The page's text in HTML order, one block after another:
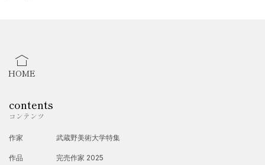
HOME
contents
コンテンツ
作家
作品
武蔵野美術大学特集
完売作家 2025